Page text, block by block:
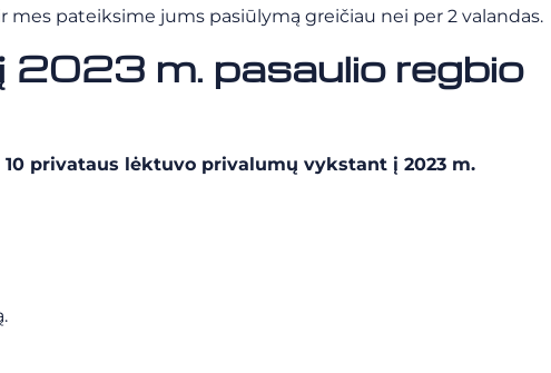
mes pateiksime jums pasiūlymą greičiau nei per 2 valandas.
2023 m. pasaulio regbio
10 privataus lėktuvo privalumų vykstant į 2023 m.